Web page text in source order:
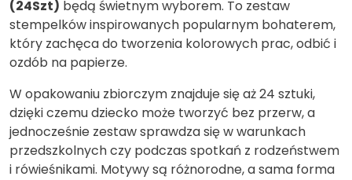
(24Szt) będą świetnym wyborem. To zestaw
stempelków inspirowanych popularnym bohaterem,
który zachęca do tworzenia kolorowych prac, odbić i
ozdób na papierze.
W opakowaniu zbiorczym znajduje się aż 24 sztuki,
dzięki czemu dziecko może tworzyć bez przerw, a
jednocześnie zestaw sprawdza się w warunkach
przedszkolnych czy podczas spotkań z rodzeństwem
i rówieśnikami. Motywy są różnorodne, a sama forma